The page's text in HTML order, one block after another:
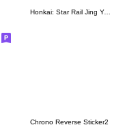
Honkai: Star Rail Jing Yuan's Daily Life
Chrono Reverse Sticker2